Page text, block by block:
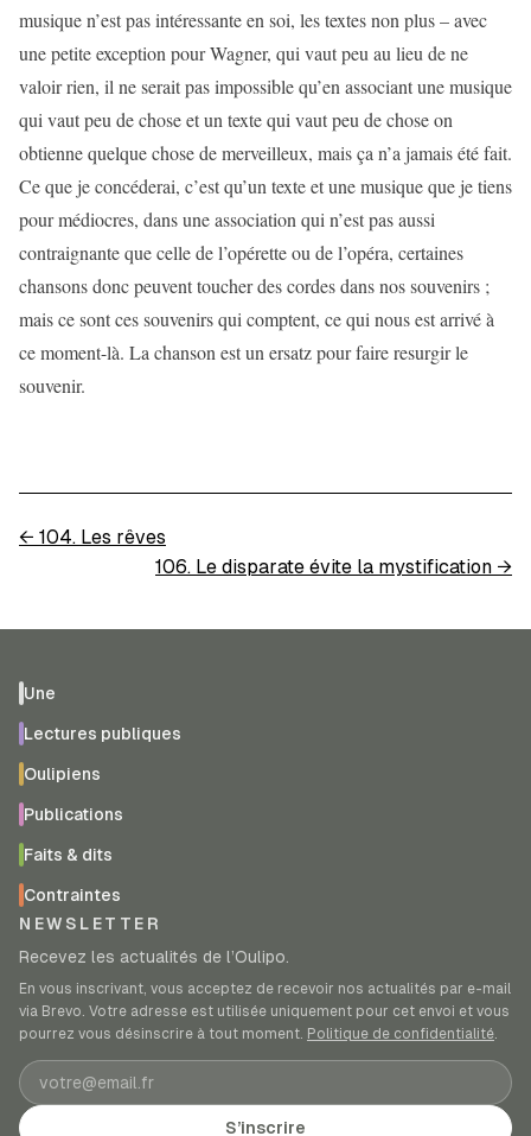
musique n’est pas intéressante en soi, les textes non plus – avec
une petite exception pour Wagner, qui vaut peu au lieu de ne
valoir rien, il ne serait pas impossible qu’en associant une musique
qui vaut peu de chose et un texte qui vaut peu de chose on
obtienne quelque chose de merveilleux, mais ça n’a jamais été fait.
Ce que je concéderai, c’est qu’un texte et une musique que je tiens
pour médiocres, dans une association qui n’est pas aussi
contraignante que celle de l’opérette ou de l’opéra, certaines
chansons donc peuvent toucher des cordes dans nos souvenirs ;
mais ce sont ces souvenirs qui comptent, ce qui nous est arrivé à
ce moment-là. La chanson est un ersatz pour faire resurgir le
souvenir.
← 104. Les rêves
106. Le disparate évite la mystification →
Une
Lectures publiques
Oulipiens
Publications
Faits & dits
Contraintes
NEWSLETTER
Recevez les actualités de l’Oulipo.
En vous inscrivant, vous acceptez de recevoir nos actualités par e-mail
via Brevo. Votre adresse est utilisée uniquement pour cet envoi et vous
pourrez vous désinscrire à tout moment. Politique de confidentialité.
Adresse e-mail
S’inscrire